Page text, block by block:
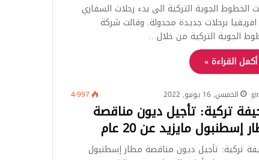
الخطوط الجوية التركية الى بدء رحلات السفاري
برحلات جديدة مجدولة. وقالت شركة
الجوية التركية من خلال…
أكمل القراءة »
الخميس, 16 يونيو, 2022 4٬997
تركية: تأجيل ديون مناقصة
إسطنبول مايزيد عن 20 عام
تركية: تأجيل ديون مناقصة مطار إسطنبول